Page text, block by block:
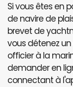
Si vous êtes en
de navire de
brevet de
vous détenez
officier à la
demander en
connectant à